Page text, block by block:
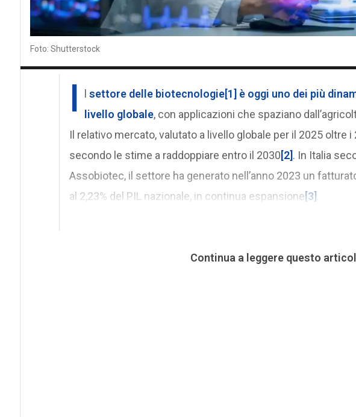
Foto: Shutterstock
I l settore delle biotecnologie[1] è oggi uno dei più
livello globale, con applicazioni che spaziano
Il relativo mercato, valutato a livello globale per il 2025 oltre
secondo le stime a raddoppiare entro il 2030[2]. In Italia
Assobiotec, il settore ha generato nell’anno 2023 un
al 2,23% del PIL nazionale, in continua espansione[3]
Continua a leggere questo